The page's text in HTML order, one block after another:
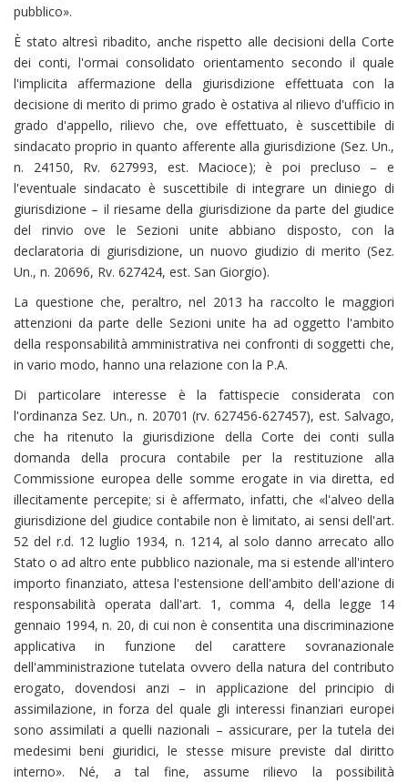
pubblico».
È stato altresì ribadito, anche rispetto alle decisioni della Corte
dei conti, l'ormai consolidato orientamento secondo il quale
l'implicita affermazione della giurisdizione effettuata con la
decisione di merito di primo grado è ostativa al rilievo d'ufficio in
grado d'appello, rilievo che, ove effettuato, è suscettibile di
sindacato proprio in quanto afferente alla giurisdizione (Sez. Un.,
n. 24150, Rv. 627993, est. Macioce); è poi precluso – e
l'eventuale sindacato è suscettibile di integrare un diniego di
giurisdizione – il riesame della giurisdizione da parte del giudice
del rinvio ove le Sezioni unite abbiano disposto, con la
declaratoria di giurisdizione, un nuovo giudizio di merito (Sez.
Un., n. 20696, Rv. 627424, est. San Giorgio).
La questione che, peraltro, nel 2013 ha raccolto le maggiori
attenzioni da parte delle Sezioni unite ha ad oggetto l'ambito
della responsabilità amministrativa nei confronti di soggetti che,
in vario modo, hanno una relazione con la P.A.
Di particolare interesse è la fattispecie considerata con
l'ordinanza Sez. Un., n. 20701 (rv. 627456-627457), est. Salvago,
che ha ritenuto la giurisdizione della Corte dei conti sulla
domanda della procura contabile per la restituzione alla
Commissione europea delle somme erogate in via diretta, ed
illecitamente percepite; si è affermato, infatti, che «l'alveo della
giurisdizione del giudice contabile non è limitato, ai sensi dell'art.
52 del r.d. 12 luglio 1934, n. 1214, al solo danno arrecato allo
Stato o ad altro ente pubblico nazionale, ma si estende all'intero
importo finanziato, attesa l'estensione dell'ambito dell'azione di
responsabilità operata dall'art. 1, comma 4, della legge 14
gennaio 1994, n. 20, di cui non è consentita una discriminazione
applicativa in funzione del carattere sovranazionale
dell'amministrazione tutelata ovvero della natura del contributo
erogato, dovendosi anzi – in applicazione del principio di
assimilazione, in forza del quale gli interessi finanziari europei
sono assimilati a quelli nazionali – assicurare, per la tutela dei
medesimi beni giuridici, le stesse misure previste dal diritto
interno». Né, a tal fine, assume rilievo la possibilità